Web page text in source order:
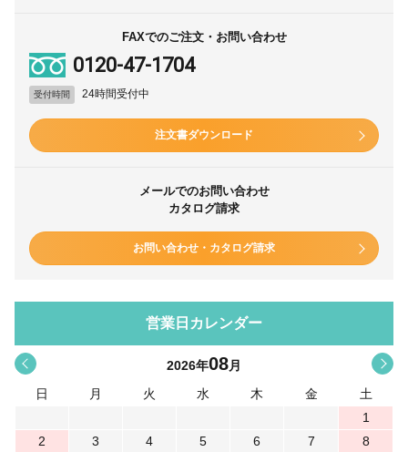
FAXでのご注文・お問い合わせ
0120-47-1704
受付時間 24時間受付中
注文書ダウンロード
メールでのお問い合わせ
カタログ請求
お問い合わせ・カタログ請求
営業日カレンダー
< >
2026年08月
日
月 火 水 木 金
土
1
2
3 4 5 6 7
8